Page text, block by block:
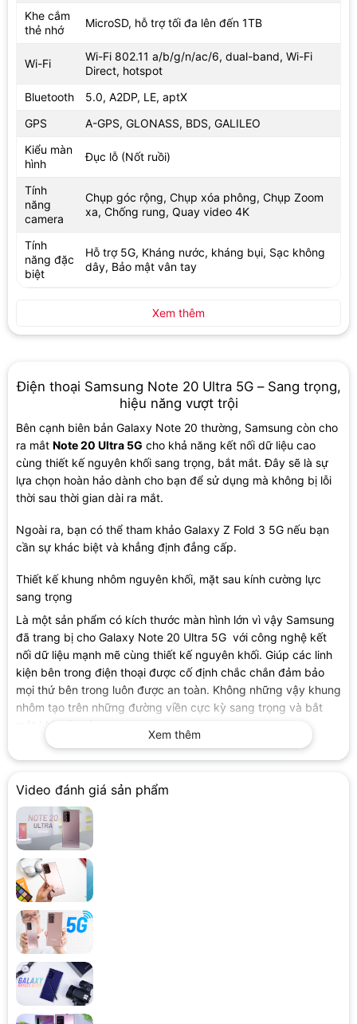
Điện thoại Samsung Note 20 Ultra 5G – Sang trọng,
hiệu năng vượt trội
Bên cạnh biên bản Galaxy Note 20 thường, Samsung còn cho
ra mắt Note 20 Ultra 5G cho khả năng kết nối dữ liệu cao
cùng thiết kế nguyên khối sang trọng, bắt mắt. Đây sẽ là sự
lựa chọn hoàn hảo dành cho bạn để sử dụng mà không bị lỗi
thời sau thời gian dài ra mắt.
Ngoài ra, bạn có thể tham khảo Galaxy Z Fold 3 5G nếu bạn
cần sự khác biệt và khẳng định đẳng cấp.
Thiết kế khung nhôm nguyên khối, mặt sau kính cường lực
sang trọng
Là một sản phẩm có kích thước màn hình lớn vì vậy Samsung
đã trang bị cho Galaxy Note 20 Ultra 5G với công nghệ kết
nối dữ liệu mạnh mẽ cùng thiết kế nguyên khối. Giúp các linh
kiện bên trong điện thoại được cố định chắc chắn đảm bảo
mọi thứ bên trong luôn được an toàn. Không những vậy khung
nhôm tạo trên những đường viền cực kỳ sang trọng và bắt
mắt khi nhìn vào.
Mặt sau của SS Galaxy Note này được hãng trang bị mặt kính
tạo nên vẻ sang trọng và cuốn hút khi nhìn vào chiếc điện
Xem thêm
Video đánh giá sản phẩm
Khe cắm
thẻ nhớ
MicroSD, hỗ trợ tối đa lên đến 1TB
Wi-Fi
Wi-Fi 802.11 a/b/g/n/ac/6, dual-band, Wi-Fi
Direct, hotspot
Bluetooth
5.0, A2DP, LE, aptX
GPS
A-GPS, GLONASS, BDS, GALILEO
Kiểu màn
hình
Đục lỗ (Nốt ruồi)
Tính
năng
camera
Chụp góc rộng, Chụp xóa phông, Chụp Zoom
xa, Chống rung, Quay video 4K
Tính
năng đặc
biệt
Hỗ trợ 5G, Kháng nước, kháng bụi, Sạc không
dây, Bảo mật vân tay
Xem thêm